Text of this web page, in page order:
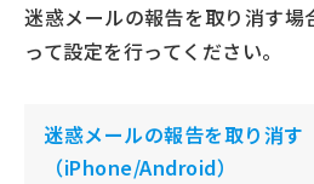
迷惑メールの報告を取り消す場
って設定を行ってください。
迷惑メールの報告を取り消す
（iPhone/Android）